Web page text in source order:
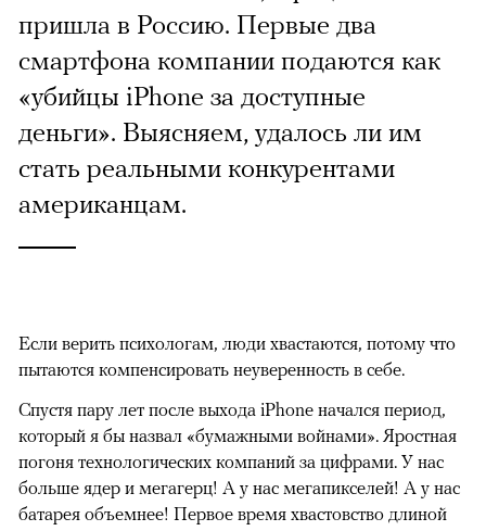
пришла в Россию. Первые два
смартфона компании подаются как
«убийцы iPhone за доступные
деньги». Выясняем, удалось ли им
стать реальными конкурентами
американцам.
Если верить психологам, люди хвастаются, потому что
пытаются компенсировать неуверенность в себе.
Спустя пару лет после выхода iPhone начался период,
который я бы назвал «бумажными войнами». Яростная
погоня технологических компаний за цифрами. У нас
больше ядер и мегагерц! А у нас мегапикселей! А у нас
батарея объемнее! Первое время хвастовство длиной